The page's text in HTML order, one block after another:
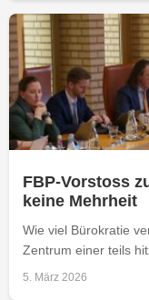
FBP-Vorstoss
keine Mehrheit
Wie viel Bürokratie
Zentrum einer teils
5. März 2026